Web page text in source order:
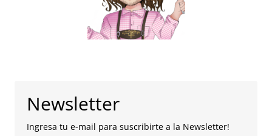
Newsletter
Ingresa tu e-mail para suscribirte a la Newsletter!